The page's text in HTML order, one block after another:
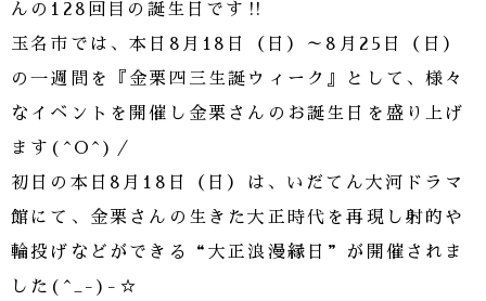
んの128回目の誕生日です‼
玉名市では、本日8月18日（日）～8月25日（日）
の一週間を『金栗四三生誕ウィーク』として、様々
なイベントを開催し金栗さんのお誕生日を盛り上げ
ます(^O^)／
初日の本日8月18日（日）は、いだてん大河ドラマ
館にて、金栗さんの生きた大正時代を再現し射的や
輪投げなどができる“大正浪漫縁日”が開催されま
した(^_-)-☆